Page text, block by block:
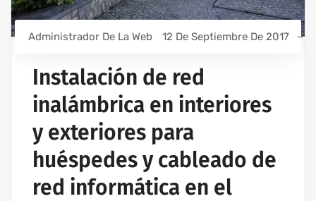
Administrador De La Web 12 De Septiembre De 2017
Instalación de red
inalámbrica en interiores
y exteriores para
huéspedes y cableado de
red informática en el